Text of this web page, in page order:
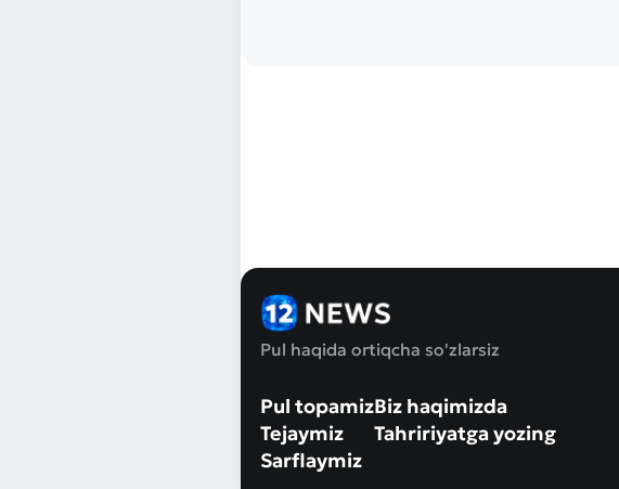
Pul haqida ortiqcha so'zlarsiz
Pul topamiz
Tejaymiz
Sarflaymiz
Biz haqimizda
Tahririyatga yozing